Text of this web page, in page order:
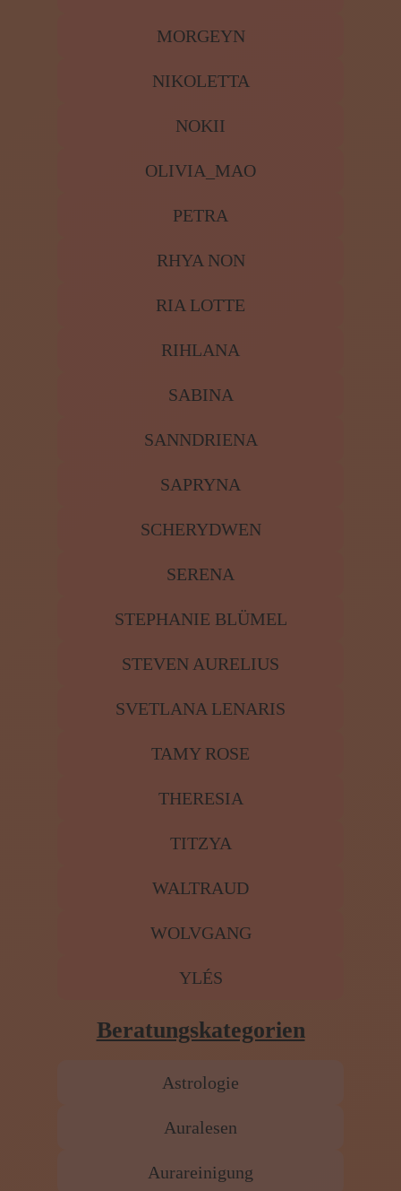
MORGEYN
NIKOLETTA
NOKII
OLIVIA_MAO
PETRA
RHYA NON
RIA LOTTE
RIHLANA
SABINA
SANNDRIENA
SAPRYNA
SCHERYDWEN
SERENA
STEPHANIE BLÜMEL
STEVEN AURELIUS
SVETLANA LENARIS
TAMY ROSE
THERESIA
TITZYA
WALTRAUD
WOLVGANG
YLÉS
Beratungskategorien
Astrologie
Auralesen
Aurareinigung